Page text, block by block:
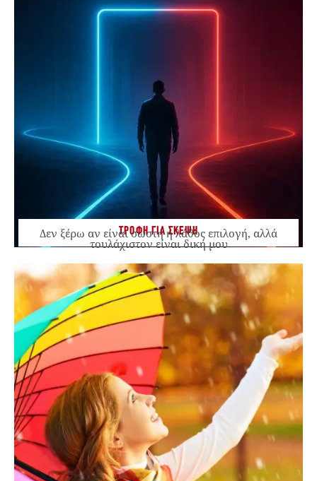
ΤΡΟΦΗ ΓΙΑ ΣΚΕΨΗ
Δεν ξέρω αν είναι σωστή ή λάθος επιλογή, αλλά
τουλάχιστον είναι δική μου